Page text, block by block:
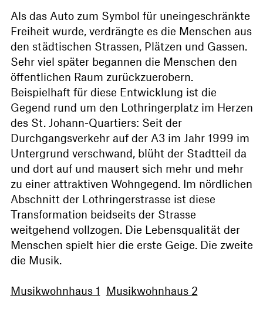
Als das Auto zum Symbol für uneingeschränkte
Freiheit wurde, verdrängte es die Menschen aus
den städtischen Strassen, Plätzen und Gassen.
Sehr viel später begannen die Menschen den
öffentlichen Raum zurückzuerobern.
Beispielhaft für diese Entwicklung ist die
Gegend rund um den Lothringerplatz im Herzen
des St. Johann-Quartiers: Seit der
Durchgangsverkehr auf der A3 im Jahr 1999 im
Untergrund verschwand, blüht der Stadtteil da
und dort auf und mausert sich mehr und mehr
zu einer attraktiven Wohngegend. Im nördlichen
Abschnitt der Lothringerstrasse ist diese
Transformation beidseits der Strasse
weitgehend vollzogen. Die Lebensqualität der
Menschen spielt hier die erste Geige. Die zweite
die Musik.
Musikwohnhaus 1 Musikwohnhaus 2